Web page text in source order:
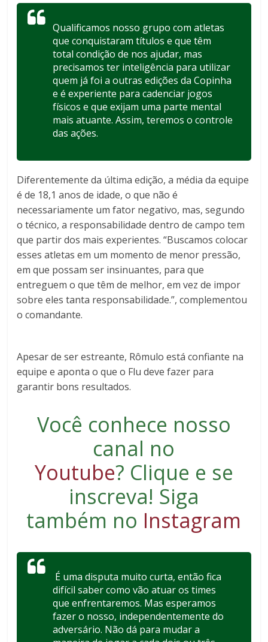
Qualificamos nosso grupo com atletas
que conquistaram títulos e que têm
total condição de nos ajudar, mas
precisamos ter inteligência para utilizar
quem já foi a outras edições da Copinha
e é experiente para cadenciar jogos
físicos e que exijam uma parte mental
mais atuante. Assim, teremos o controle
das ações.
Diferentemente da última edição, a média da equipe
é de 18,1 anos de idade, o que não é
necessariamente um fator negativo, mas, segundo
o técnico, a responsabilidade dentro de campo tem
que partir dos mais experientes. “Buscamos colocar
esses atletas em um momento de menor pressão,
em que possam ser insinuantes, para que
entreguem o que têm de melhor, em vez de impor
sobre eles tanta responsabilidade.”, complementou
o comandante.
Apesar de ser estreante, Rômulo está confiante na
equipe e aponta o que o Flu deve fazer para
garantir bons resultados.
Você conhece nosso
canal no
Youtube? Clique e se
inscreva! Siga
também no Instagram
É uma disputa muito curta, então fica
difícil saber como vão atuar os times
que enfrentaremos. Mas esperamos
fazer o nosso, independentemente do
adversário. Não dá para mudar a